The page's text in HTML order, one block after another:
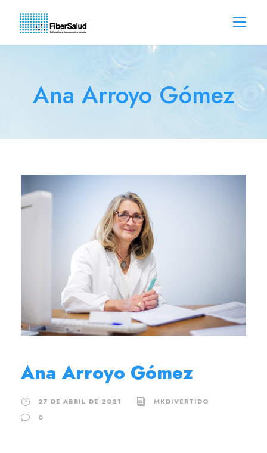
Ana Arroyo Gómez
Ana Arroyo Gómez
27 DE ABRIL DE 2021
MKDIVERTIDO
0